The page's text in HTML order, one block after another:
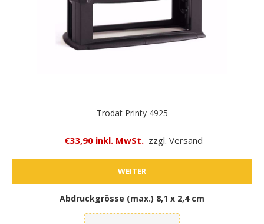
Trodat Printy 4925
€33,90 inkl. MwSt. zzgl. Versand
WEITER
Abdruckgrösse (max.) 8,1 x 2,4 cm